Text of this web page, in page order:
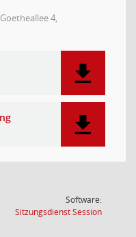
4,
Software:
SitzungsdienstSession(Wird in